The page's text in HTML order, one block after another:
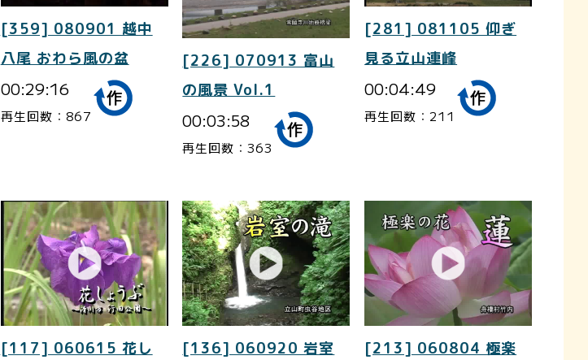
[359] 080901 越中
八尾 おわら風の盆
00:29:16
再生回数：867
[226] 070913 富山
の風景 Vol.1
00:03:58
再生回数：363
[281] 081105 仰ぎ
見る立山連峰
00:04:49
再生回数：211
[117] 060615 花し
[136] 060920 岩室
[213] 060804 極楽